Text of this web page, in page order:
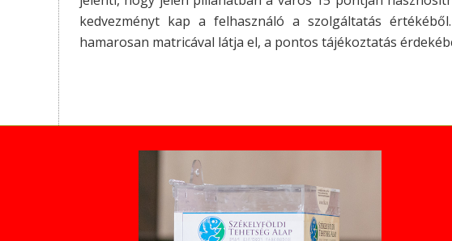
kedvezményt kap a felhasználó a szolgáltatás
hamarosan matricával látja el, a pontos tájékoztatás